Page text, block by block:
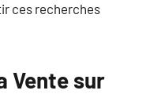
ces recherches
Vente sur